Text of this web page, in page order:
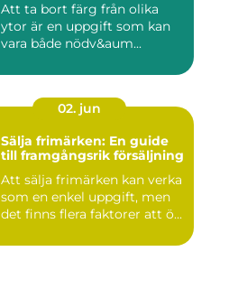
Att ta bort färg från olika
ytor är en uppgift som kan
vara både nödv&aum...
02. jun
Sälja frimärken: En guide
till framgångsrik försäljning
Att sälja frimärken kan verka
som en enkel uppgift, men
det finns flera faktorer att ö...